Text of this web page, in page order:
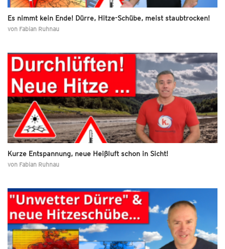
Es nimmt kein Ende! Dürre, Hitze-Schübe, meist staubtrocken!
von Fabian Ruhnau
Kurze Entspannung, neue Heißluft schon in Sicht!
von Fabian Ruhnau